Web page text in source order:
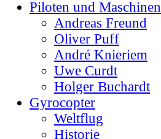
Piloten und Maschinen
Andreas Freund
Oliver Puff
André Knieriem
Uwe Curdt
Holger Buchardt
Gyrocopter
Weltflug
Historie